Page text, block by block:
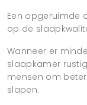
Een opgeruimde
op de
Wanneer er
slaapkamer
mensen om
slapen.